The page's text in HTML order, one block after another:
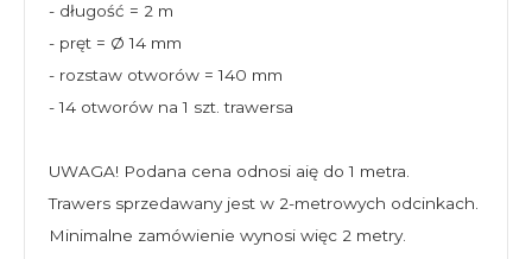
- długość = 2 m
- pręt = Ø 14 mm
- rozstaw otworów = 140 mm
- 14 otworów na 1 szt. trawersa
UWAGA! Podana cena odnosi aię do 1 metra.
Trawers sprzedawany jest w 2-metrowych odcinkach.
Minimalne zamówienie wynosi więc 2 metry.